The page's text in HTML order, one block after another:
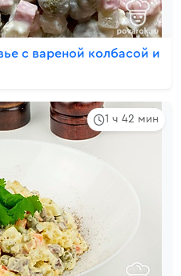
с вареной колбасой и
1 ч 42 мин